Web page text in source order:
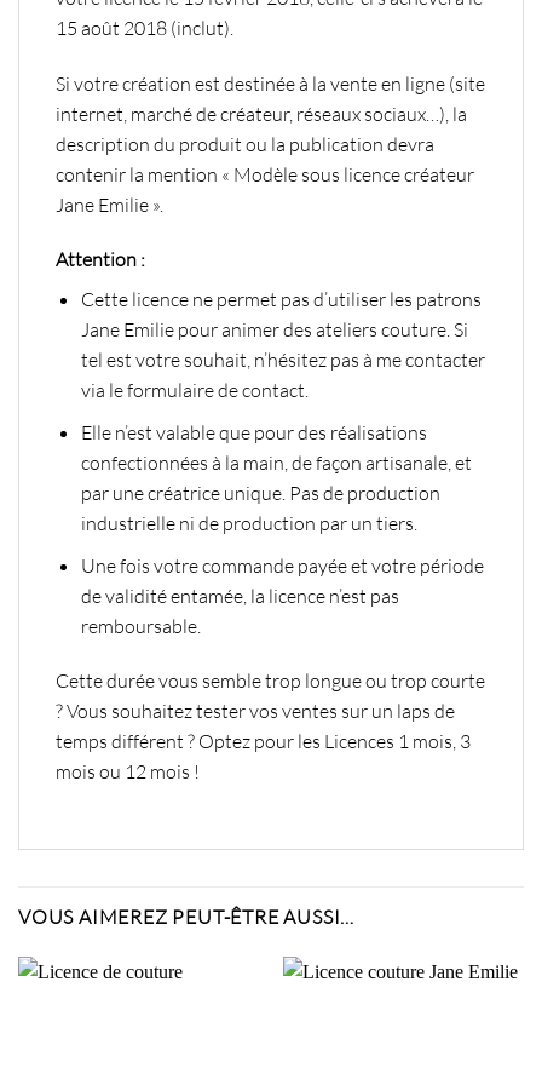
15 août 2018 (inclut).
Si votre création est destinée à la vente en ligne (site
internet, marché de créateur, réseaux sociaux…), la
description du produit ou la publication devra
contenir la mention « Modèle sous licence créateur
Jane Emilie ».
Attention :
Cette licence ne permet pas d’utiliser les patrons
Jane Emilie pour animer des ateliers couture. Si
tel est votre souhait, n’hésitez pas à me contacter
via le formulaire de contact.
Elle n’est valable que pour des réalisations
confectionnées à la main, de façon artisanale, et
par une créatrice unique. Pas de production
industrielle ni de production par un tiers.
Une fois votre commande payée et votre période
de validité entamée, la licence n’est pas
remboursable.
Cette durée vous semble trop longue ou trop courte
? Vous souhaitez tester vos ventes sur un laps de
temps différent ? Optez pour les Licences 1 mois, 3
mois ou 12 mois !
VOUS AIMEREZ PEUT-ÊTRE AUSSI…